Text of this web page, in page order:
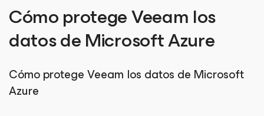
Cómo protege Veeam los
datos de Microsoft Azure
Cómo protege Veeam los datos de Microsoft
Azure